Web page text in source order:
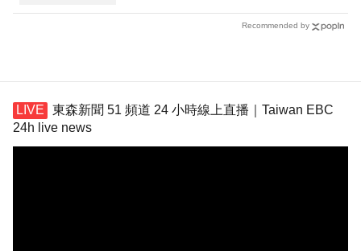
Recommended by
東森新聞 51 頻道 24 小時線上直播｜Taiwan EBC
24h live news